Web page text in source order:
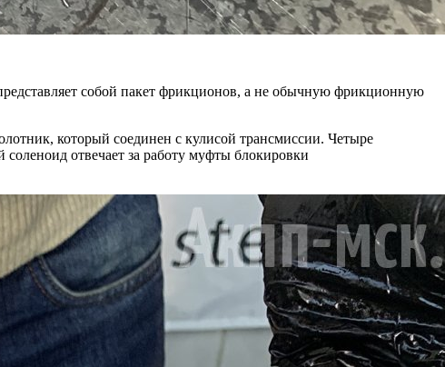
собой пакет фрикционов, а не обычную фрикционную
который соединен с кулисой трансмиссии. Четыре
отвечает за работу муфты блокировки